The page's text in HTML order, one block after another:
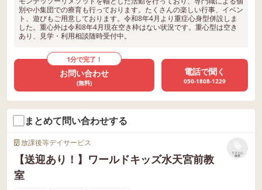
別や小集団での療育も行っております。たくさんの楽しい行事、イベン
ト、遊びもご用意しております。令和8年4月より重症心身型併設しま
した。重心外は令和8年4月現在空き枠はない状況です。重心型は空き
あり、見学・利用相談随時受付中。
1分で完了！
お問い合わせ
(無料)
電話で聞く
050-1808-1229
まとめて問い合わせする
放課後等デイサービス
【送迎あり！】ワールドキッズ水天宮前教
室
リストに
保存